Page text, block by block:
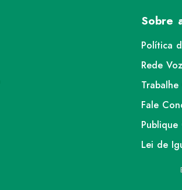
Sobre
Política
Rede
Fale
Publique
Lei de